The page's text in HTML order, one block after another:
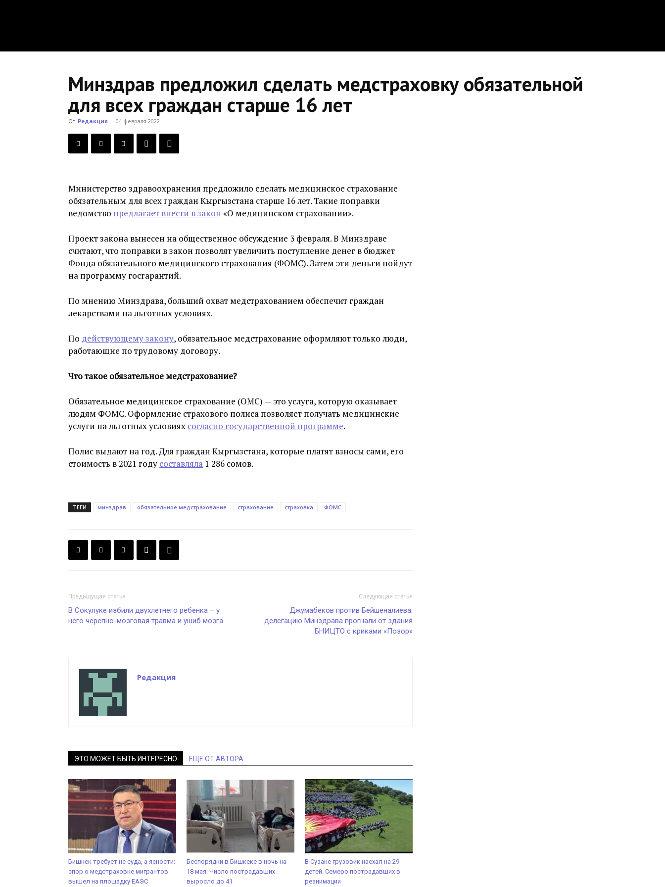
Минздрав предложил сделать медстраховку обязательной
для всех граждан старше 16 лет
От Редакция - 04 февраля 2022
Министерство здравоохранения предложило сделать медицинское страхование
обязательным для всех граждан Кыргызстана старше 16 лет. Такие поправки
ведомство предлагает внести в закон «О медицинском страховании».
Проект закона вынесен на общественное обсуждение 3 февраля. В Минздраве
считают, что поправки в закон позволят увеличить поступление денег в бюджет
Фонда обязательного медицинского страхования (ФОМС). Затем эти деньги пойдут
на программу госгарантий.
По мнению Минздрава, больший охват медстрахованием обеспечит граждан
лекарствами на льготных условиях.
По действующему закону, обязательное медстрахование оформляют только люди,
работающие по трудовому договору.
Что такое обязательное медстрахование?
Обязательное медицинское страхование (ОМС) — это услуга, которую оказывает
людям ФОМС. Оформление страхового полиса позволяет получать медицинские
услуги на льготных условиях согласно государственной программе.
Полис выдают на год. Для граждан Кыргызстана, которые платят взносы сами, его
стоимость в 2021 году составляла 1 286 сомов.
ТЕГИ минздрав обязательное медстрахование страхование страховка ФОМС
Предыдущая статья
В Сокулуке избили двухлетнего ребенка – у
него черепно-мозговая травма и ушиб мозга
Следующая статья
Джумабеков против Бейшеналиева:
делегацию Минздрава прогнали от здания
БНИЦТО с криками «Позор»
Редакция
ЭТО МОЖЕТ БЫТЬ ИНТЕРЕСНО ЕЩЕ ОТ АВТОРА
Бишкек требует не суда, а ясности:
спор о медстраховке мигрантов
вышел на площадку ЕАЭС
Беспорядки в Бишкеке в ночь на
18 мая: Число пострадавших
выросло до 41
В Сузаке грузовик наехал на 29
детей. Семеро пострадавших в
реанимации